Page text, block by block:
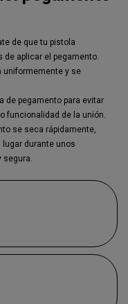
de que tu pistola
de aplicar el pegamento.
uniformemente y se
de pegamento para evitar
funcionalidad de la unión.
se seca rápidamente,
durante unos
segura.